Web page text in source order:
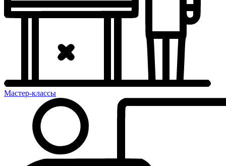
Мастер-классы